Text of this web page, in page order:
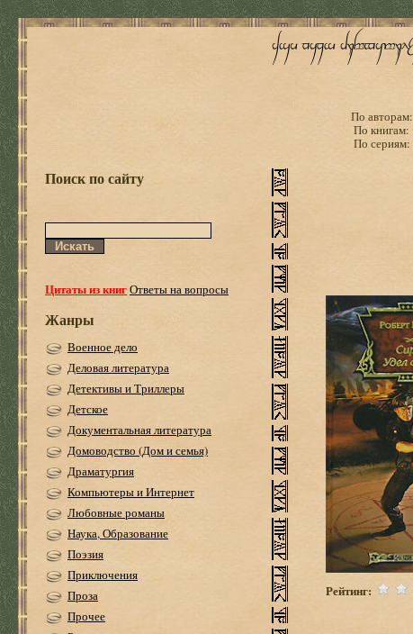
По авторам:
По книгам:
По сериям:
Поиск по сайту
Цитаты из книгОтветы на вопросы
Жанры
Военное дело
Деловая литература
Детективы и Триллеры
Детское
Документальная литература
Домоводство (Дом и семья)
Драматургия
Компьютеры и Интернет
Любовные романы
Наука, Образование
Поэзия
Приключения
Проза
Прочее
Рейтинг: